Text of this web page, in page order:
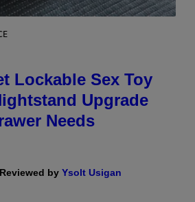
Lockable Sex Toy
Upgrade
Needs
by Ysolt Usigan